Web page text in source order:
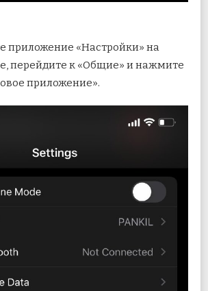
приложение «Настройки» на
перейдите к «Общие» и нажмите
приложение».